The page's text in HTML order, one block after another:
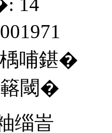
哺鍖�
簵閾�
缁峕